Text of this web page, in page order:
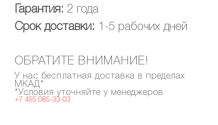
Гарантия: 2 года
Срок доставки: 1-5 рабочих дней
ОБРАТИТЕ ВНИМАНИЕ!
У нас бесплатная доставка в пределах
МКАД*
*Условия уточняйте у менеджеров
+7 495 085-33-03